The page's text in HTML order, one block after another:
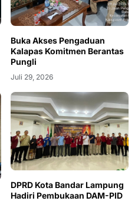
Buka Akses Pengaduan
Kalapas Komitmen Berantas
Pungli
Juli 29, 2026
DPRD Kota Bandar Lampung
Hadiri Pembukaan DAM-PID